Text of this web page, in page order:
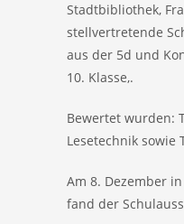
Stadtbibliothek,
stellvertretende
aus der 5d und
10. Klasse,.
Bewertet wurden:
Lesetechnik sowie
Am 8. Dezember
fand der